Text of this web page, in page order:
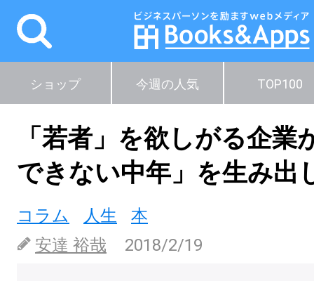
ショップ 今週の人気 TOP100
「若者」を欲しがる企業
できない中年」を生み出
コラム 人生
本
安達 裕哉
2018/2/19